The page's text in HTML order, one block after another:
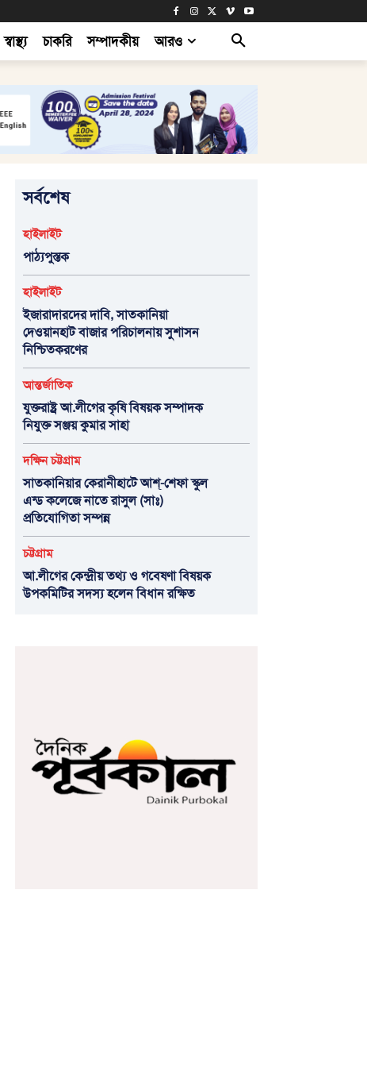
স্বাস্থ্য চাকরি সম্পাদকীয় আরও
সর্বশেষ
হাইলাইট
পাঠ্যপুস্তক
হাইলাইট
ইজারাদারদের দাবি, সাতকানিয়া
দেওয়ানহাট বাজার পরিচালনায় সুশাসন
নিশ্চিতকরণের
আন্তর্জাতিক
যুক্তরাষ্ট্র আ.লীগের কৃষি বিষয়ক সম্পাদক
নিযুক্ত সঞ্জয় কুমার সাহা
দক্ষিন চট্টগ্রাম
সাতকানিয়ার কেরানীহাটে আশ্-শেফা স্কুল
এন্ড কলেজে নাতে রাসুল (সাঃ)
প্রতিযোগিতা সম্পন্ন
চট্টগ্রাম
আ.লীগের কেন্দ্রীয় তথ্য ও গবেষণা বিষয়ক
উপকমিটির সদস্য হলেন বিধান রক্ষিত